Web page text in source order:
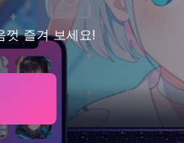
껏 즐겨 보세요!